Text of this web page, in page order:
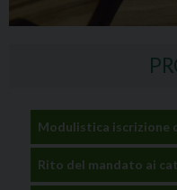
Modulistica iscrizione
Rito del mandato ai